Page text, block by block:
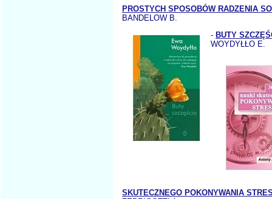
PROSTYCH SPOSOBÓW RADZENIA
BANDELOW B.
- BUTY
WOYDYŁŁO E.
SKUTECZNEGO POKONYWANIA